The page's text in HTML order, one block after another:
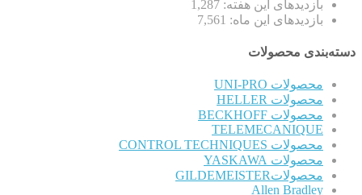
بازدیدهای این هفته: 1,287
بازدیدهای این ماه: 7,561
دسته‌بندی محصولات
محصولات UNI-PRO
محصولات HELLER
محصولات BECKHOFF
TELEMECANIQUE
محصولات CONTROL TECHNIQUES
محصولات YASKAWA
محصولاتGILDEMEISTER
Allen Bradley